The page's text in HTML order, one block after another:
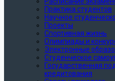
Практика студентов
Научное
Проекты
Спортивная жизнь
Олимпиады и
Электронные
Студенческое
Государственная
кредитования